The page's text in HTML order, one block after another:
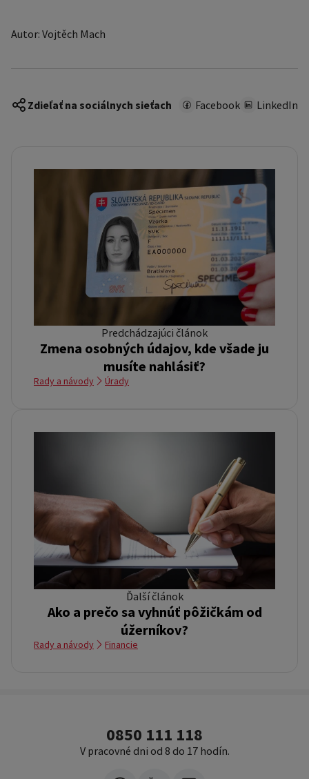
Autor: Vojtěch Mach
Zdieľať na sociálnych sieťach Facebook LinkedIn
Predchádzajúci článok
Zmena osobných údajov, kde všade ju
musíte nahlásiť?
Rady a návody Úrady
Ďalší článok
Ako a prečo sa vyhnúť pôžičkám od
úžerníkov?
Rady a návody Financie
0850 111 118
V pracovné dni od 8 do 17 hodín.